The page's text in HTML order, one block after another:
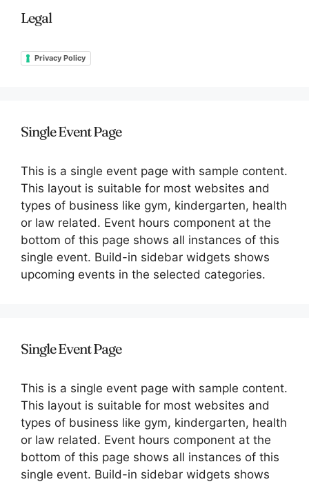
Legal
Privacy Policy
Single Event Page
This is a single event page with sample content.
This layout is suitable for most websites and
types of business like gym, kindergarten, health
or law related. Event hours component at the
bottom of this page shows all instances of this
single event. Build-in sidebar widgets shows
upcoming events in the selected categories.
Single Event Page
This is a single event page with sample content.
This layout is suitable for most websites and
types of business like gym, kindergarten, health
or law related. Event hours component at the
bottom of this page shows all instances of this
single event. Build-in sidebar widgets shows